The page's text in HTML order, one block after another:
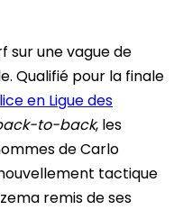
sur une vague de
Qualifié pour la finale
en Ligue des
to-back, les
de Carlo
tactique
remis de ses